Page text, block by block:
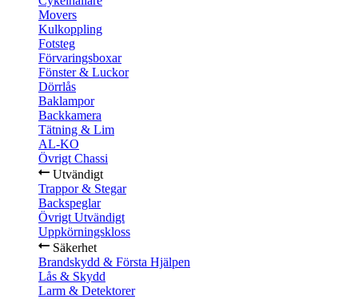
Movers
Kulkoppling
Fotsteg
Förvaringsboxar
Fönster & Luckor
Dörrlås
Baklampor
Backkamera
Tätning & Lim
AL-KO
Övrigt Chassi
Utvändigt
Trappor & Stegar
Backspeglar
Övrigt Utvändigt
Uppkörningskloss
Säkerhet
Brandskydd & Första Hjälpen
Lås & Skydd
Larm & Detektorer